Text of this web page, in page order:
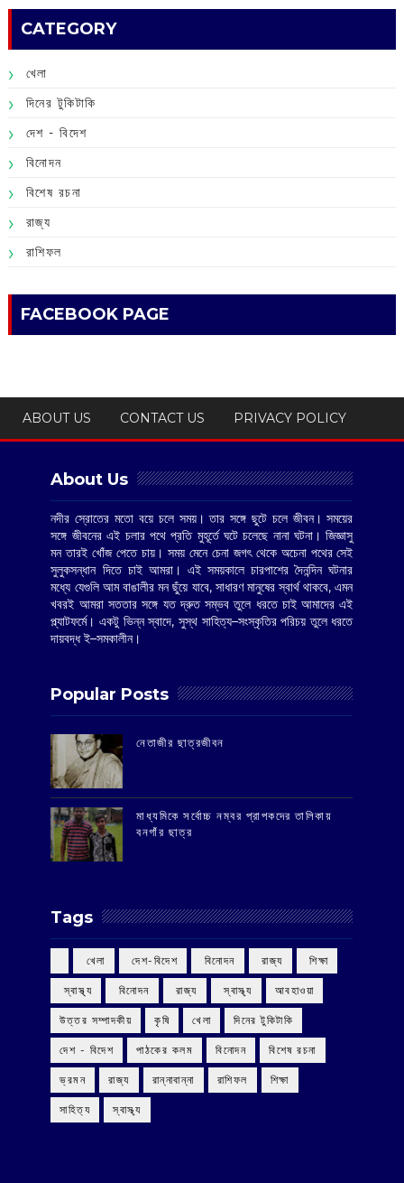
CATEGORY
খেলা
দিনের টুকিটাকি
দেশ - বিদেশ
বিনোদন
বিশেষ রচনা
রাজ্য
রাশিফল
FACEBOOK PAGE
ABOUT US CONTACT US PRIVACY POLICY
About Us
নদীর স্রোতের মতো বয়ে চলে সময়। তার সঙ্গে ছুটে চলে জীবন। সময়ের
সঙ্গে জীবনের এই চলার পথে প্রতি মুহূর্তে ঘটে চলেছে নানা ঘটনা। জিজ্ঞাসু
মন তারই খোঁজ পেতে চায়। সময় মেনে চেনা জগৎ থেকে অচেনা পথের সেই
সুলুকসন্ধান দিতে চাই আমরা। এই সময়কালে চারপাশের দৈনন্দিন ঘটনার
মধ্যে যেগুলি আম বাঙালীর মন ছুঁয়ে যাবে, সাধারণ মানুষের স্বার্থ থাকবে, এমন
খবরই আমরা সততার সঙ্গে যত দ্রুত সম্ভব তুলে ধরতে চাই আমাদের এই
প্ল্যাটফর্মে। একটু ভিন্ন স্বাদে, সুস্থ সাহিত্য–সংস্কৃতির পরিচয় তুলে ধরতে
দায়বদ্ধ ই–সমকালীন।
Popular Posts
‌নেতাজীর ছাত্রজীবন
মাধ্যমিকে সর্বোচ্চ নম্বর প্রাপকদের তালিকায়
বনগাঁর ছাত্র
Tags
‌ খেলা ‌ দেশ-বিদেশ ‌ বিনোদন ‌ রাজ্য ‌ শিক্ষা
‌ স্বাস্থ্য ‌ বিনোদন ‌ রাজ্য ‌ স্বাস্থ্য আবহাওয়া
উত্তর সম্পাদকীয় কৃষি খেলা দিনের টুকিটাকি
দেশ - বিদেশ পাঠকের কলম বিনোদন বিশেষ রচনা
ভ্রমন রাজ্য রান্নাবান্না রাশিফল শিক্ষা
সাহিত্য স্বাস্থ্য